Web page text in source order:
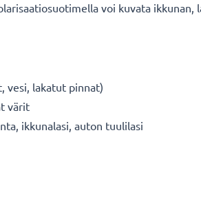
voi kuvata
vesi, lakatut pinnat)
värit
ikkunalasi, auton tuulilasi